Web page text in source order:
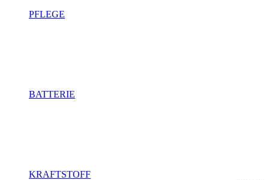
PFLEGE
BATTERIE
KRAFTSTOFF